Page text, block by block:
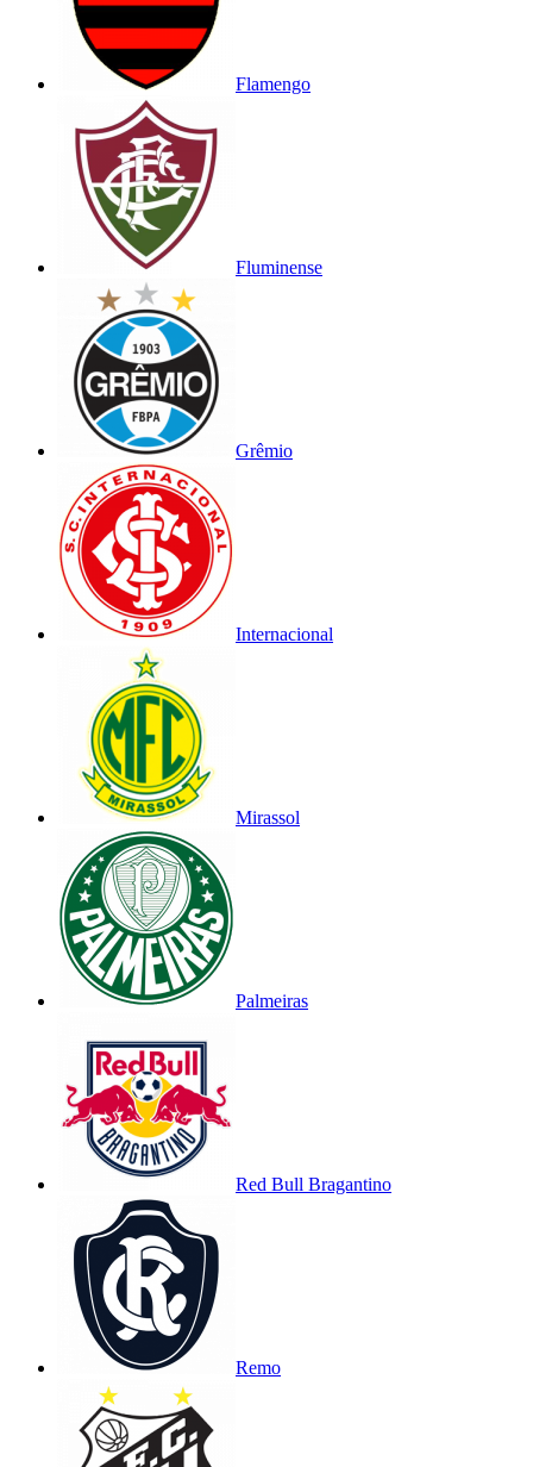
Flamengo
Fluminense
Grêmio
Internacional
Mirassol
Palmeiras
Red Bull Bragantino
Remo